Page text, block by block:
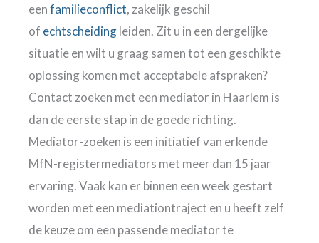
eenfamilieconflict, zakelijk geschil
of echtscheidingleiden. Zit u in een dergelijke
situatie en wilt u graag samen tot een geschikte
oplossing komen met acceptabele afspraken?
Contact zoeken met een mediator in Haarlem is
dan de eerste stap in de goede richting.
Mediator-zoeken is een initiatief van erkende
MfN-registermediators met meer dan 15 jaar
ervaring. Vaak kan er binnen een week gestart
worden met een mediationtraject en u heeft zelf
de keuze om een passende mediator te